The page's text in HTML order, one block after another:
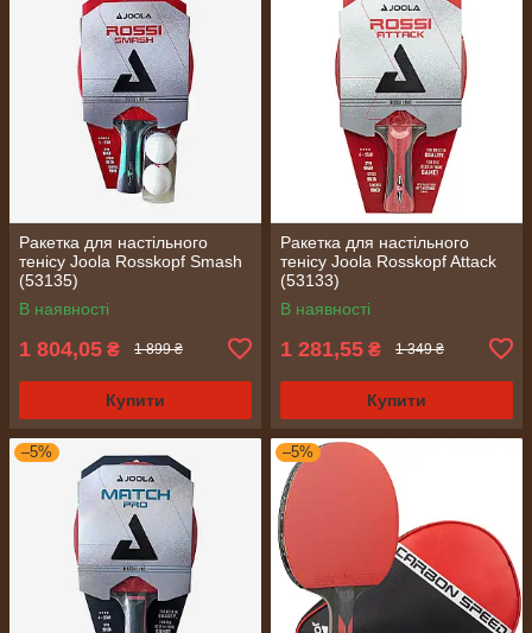
Ракетка для настільного
тенісу Joola Rosskopf Smash
(53135)
В наявності
1 804,05 ₴ 1 899 ₴
Купити
Ракетка для настільного
тенісу Joola Rosskopf Attack
(53133)
В наявності
1 281,55 ₴ 1 349 ₴
Купити
–5% –5%